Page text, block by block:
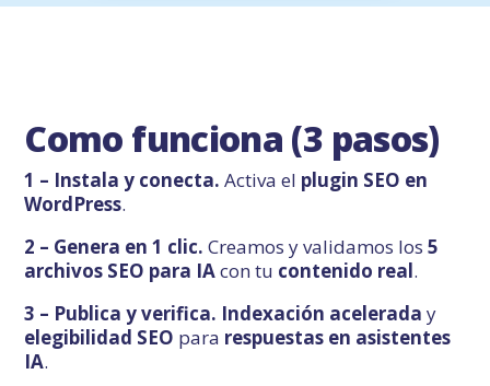
Como funciona (3 pasos)
1 – Instala y conecta. Activa el plugin SEO en
WordPress.
2 – Genera en 1 clic. Creamos y validamos los5
archivos SEO para IAcon tu contenido real.
3 – Publica y verifica. Indexación acelerada y
elegibilidad SEO para respuestas en asistentes
IA.